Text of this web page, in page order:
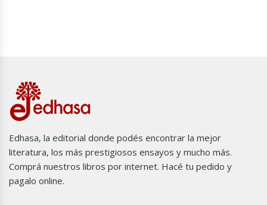
Edhasa, la editorial donde podés encontrar la mejor
literatura, los más prestigiosos ensayos y mucho más.
Comprá nuestros libros por internet. Hacé tu pedido y
pagalo online.